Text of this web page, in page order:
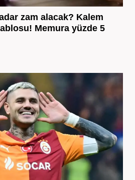
zam alacak? Kalem
Memura yüzde 5